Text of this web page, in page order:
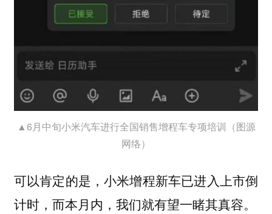
▲6月中旬小米汽车进行全国销售增程车专项培训（图源
网络）
可以肯定的是，小米增程新车已进入上市倒
计时，而本月内，我们就有望一睹其真容。